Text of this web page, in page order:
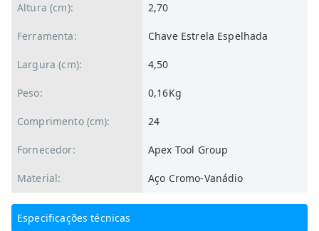
Altura (cm): 2,70
Ferramenta: Chave Estrela Espelhada
Largura (cm): 4,50
Peso: 0,16Kg
Comprimento (cm): 24
Fornecedor: Apex Tool Group
Material: Aço Cromo-Vanádio
Especificações técnicas